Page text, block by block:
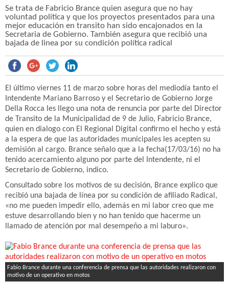
Se trata de Fabricio Brance quien asegura que no hay
voluntad politica y que los proyectos presentados para una
mejor educación en transito han sido encajonados en la
Secretaria de Gobierno. También asegura que recibió una
bajada de linea por su condición política radical
El último viernes 11 de marzo sobre horas del mediodía tanto el
Intendente Mariano Barroso y el Secretario de Gobierno Jorge
Della Rocca les llego una nota de renuncia por parte del Director
de Transito de la Municipalidad de 9 de Julio, Fabricio Brance,
quien en dialogo con El Regional Digital confirmo el hecho y está
a la espera de que las autoridades municipales les acepten su
demisión al cargo. Brance señalo que a la fecha(17/03/16) no ha
tenido acercamiento alguno por parte del Intendente, ni el
Secretario de Gobierno, indico.
Consultado sobre los motivos de su decisión, Brance explico que
recibió una bajada de línea por su condición de afiliado Radical,
«no me pueden impedir ello, además en mi labor creo que me
estuve desarrollando bien y no han tenido que hacerme un
llamado de atención por mal desempeño a mi laburo».
Fabio Brance durante una conferencia de prensa que las autoridades realizaron con
motivo de un operativo en motos